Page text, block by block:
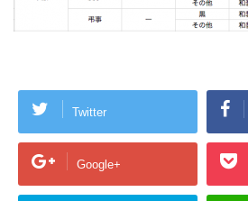
Twitter
Google+